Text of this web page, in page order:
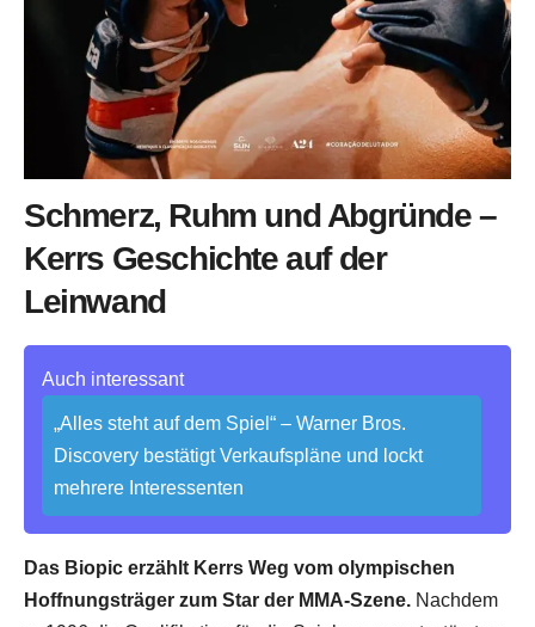
Schmerz, Ruhm und Abgründe –
Kerrs Geschichte auf der
Leinwand
Auch interessant
„Alles steht auf dem Spiel“ – Warner Bros.
Discovery bestätigt Verkaufspläne und lockt
mehrere Interessenten
Das Biopic erzählt Kerrs Weg vom olympischen
Hoffnungsträger zum Star der MMA-Szene. Nachdem